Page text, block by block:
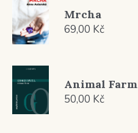
Mrcha
69,00 Kč
Animal Farm
50,00 Kč